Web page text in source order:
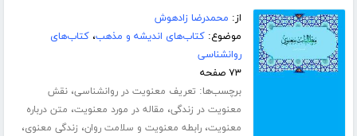
از: محمدرضا زادهوش
موضوع:کتاب‌های اندیشه و مذهب،کتاب‌های
روانشناسی
۷۳ صفحه
برچسب‌ها: تعریف معنویت در روانشناسی،نقش
معنویت در زندگی، مقاله در مورد معنویت، متن درباره
معنویت،رابطه معنویت و سلامت روان، زندگی معنوی،